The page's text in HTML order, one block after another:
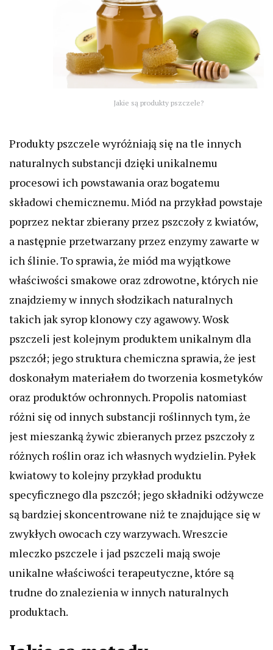
Jakie są produkty pszczele?
Produkty pszczele wyróżniają się na tle innych
naturalnych substancji dzięki unikalnemu
procesowi ich powstawania oraz bogatemu
składowi chemicznemu. Miód na przykład powstaje
poprzez nektar zbierany przez pszczoły z kwiatów,
a następnie przetwarzany przez enzymy zawarte w
ich ślinie. To sprawia, że miód ma wyjątkowe
właściwości smakowe oraz zdrowotne, których nie
znajdziemy w innych słodzikach naturalnych
takich jak syrop klonowy czy agawowy. Wosk
pszczeli jest kolejnym produktem unikalnym dla
pszczół; jego struktura chemiczna sprawia, że jest
doskonałym materiałem do tworzenia kosmetyków
oraz produktów ochronnych. Propolis natomiast
różni się od innych substancji roślinnych tym, że
jest mieszanką żywic zbieranych przez pszczoły z
różnych roślin oraz ich własnych wydzielin. Pyłek
kwiatowy to kolejny przykład produktu
specyficznego dla pszczół; jego składniki odżywcze
są bardziej skoncentrowane niż te znajdujące się w
zwykłych owocach czy warzywach. Wreszcie
mleczko pszczele i jad pszczeli mają swoje
unikalne właściwości terapeutyczne, które są
trudne do znalezienia w innych naturalnych
produktach.